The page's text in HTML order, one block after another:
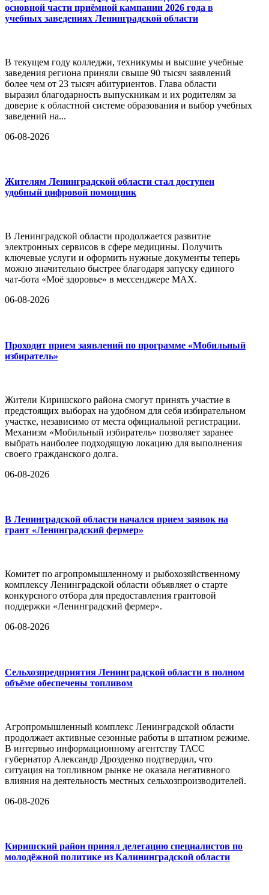
основной части приёмной кампании 2026 года в
учебных заведениях Ленинградской области
В текущем году колледжи, техникумы и высшие учебные
заведения региона приняли свыше 90 тысяч заявлений
более чем от 23 тысяч абитуриентов. Глава области
выразил благодарность выпускникам и их родителям за
доверие к областной системе образования и выбор учебных
заведений на...
06-08-2026
Жителям Ленинградской области стал доступен
удобный цифровой помощник
В Ленинградской области продолжается развитие
электронных сервисов в сфере медицины. Получить
ключевые услуги и оформить нужные документы теперь
можно значительно быстрее благодаря запуску единого
чат-бота «Моё здоровье» в мессенджере MAX.
06-08-2026
Проходит прием заявлений по программе «Мобильный
избиратель»
Жители Киришского района смогут принять участие в
предстоящих выборах на удобном для себя избирательном
участке, независимо от места официальной регистрации.
Механизм «Мобильный избиратель» позволяет заранее
выбрать наиболее подходящую локацию для выполнения
своего гражданского долга.
06-08-2026
В Ленинградской области начался прием заявок на
грант «Ленинградский фермер»
Комитет по агропромышленному и рыбохозяйственному
комплексу Ленинградской области объявляет о старте
конкурсного отбора для предоставления грантовой
поддержки «Ленинградский фермер».
06-08-2026
Сельхозпредприятия Ленинградской области в полном
объёме обеспечены топливом
Агропромышленный комплекс Ленинградской области
продолжает активные сезонные работы в штатном режиме.
В интервью информационному агентству ТАСС
губернатор Александр Дрозденко подтвердил, что
ситуация на топливном рынке не оказала негативного
влияния на деятельность местных сельхозпроизводителей.
06-08-2026
Киришский район принял делегацию специалистов по
молодёжной политике из Калининградской области